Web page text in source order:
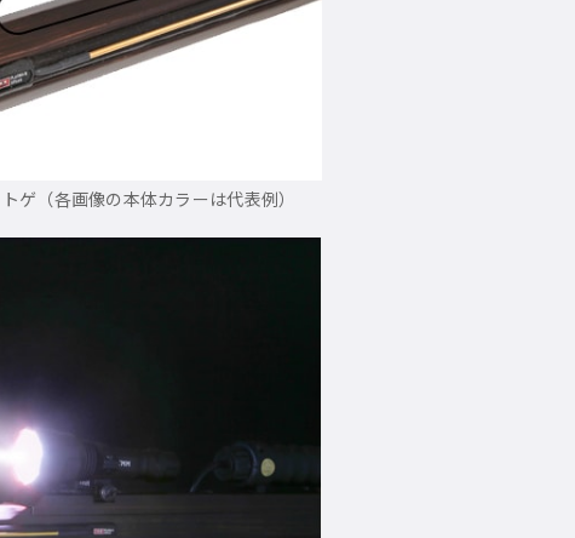
（各画像の本体カラーは代表例）